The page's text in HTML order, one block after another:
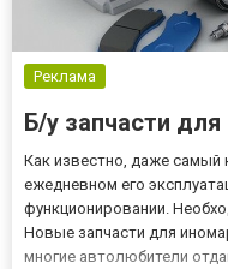
Реклама
Б/у запчасти
Как известно, даже самый
ежедневном его
функционировании.
Новые запчасти для
многие автолюбители